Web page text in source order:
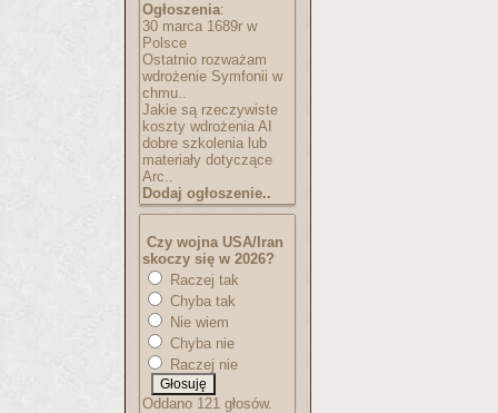
Ogłoszenia:
30 marca 1689r w
Polsce
Ostatnio rozważam
wdrożenie Symfonii w
chmu..
Jakie są rzeczywiste
koszty wdrożenia AI
dobre szkolenia lub
materiały dotyczące
Arc..
Dodaj ogłoszenie..
Czy wojna USA/Iran
skoczy się w 2026?
Raczej tak
Chyba tak
Nie wiem
Chyba nie
Raczej nie
Oddano 121 głosów.